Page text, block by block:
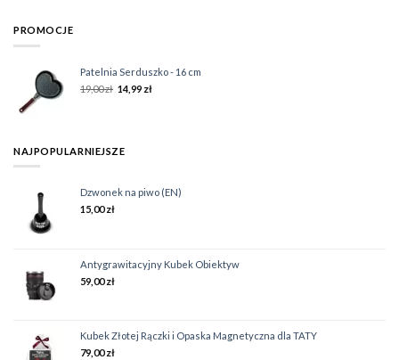
PROMOCJE
Patelnia Serduszko - 16 cm
19,00zł 14,99 zł
NAJPOPULARNIEJSZE
Dzwonek na piwo (EN)
15,00zł
Antygrawitacyjny Kubek Obiektyw
59,00zł
Kubek Złotej Rączki i Opaska Magnetyczna dla TATY
79,00zł